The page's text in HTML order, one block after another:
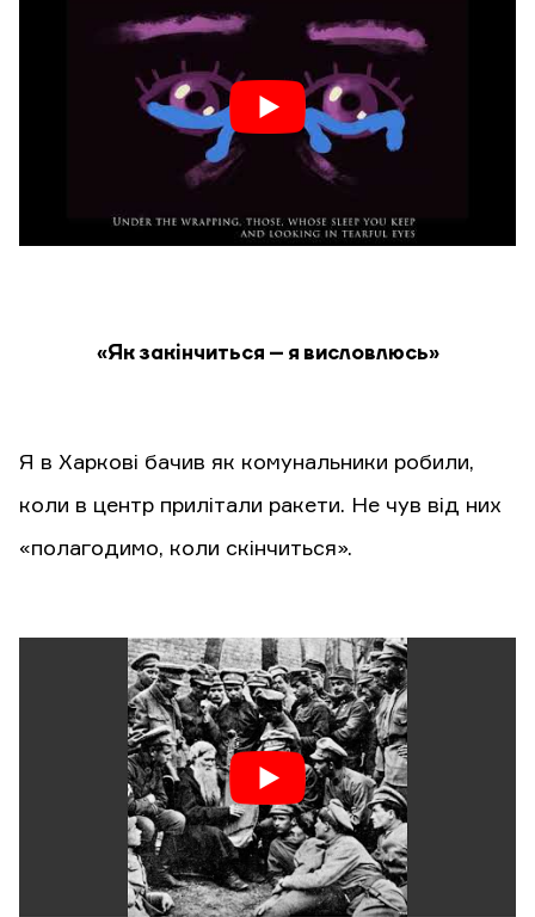
«Як закінчиться – я висловлюсь»
Я в Харкові бачив як комунальники робили,
коли в центр прилітали ракети. Не чув від них
«полагодимо, коли скінчиться».